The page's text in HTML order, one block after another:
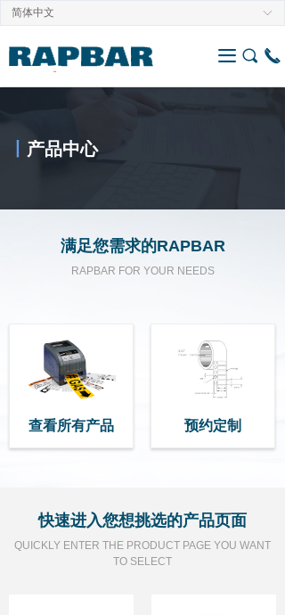
ꀅ
简体中文
끀 끅
끠
产品中心
满足您需求的RAPBAR
RAPBAR FOR YOUR NEEDS
查看所有产品 预约定制
快速进入您想挑选的产品页面
QUICKLY ENTER THE PRODUCT PAGE YOU WANT
TO SELECT